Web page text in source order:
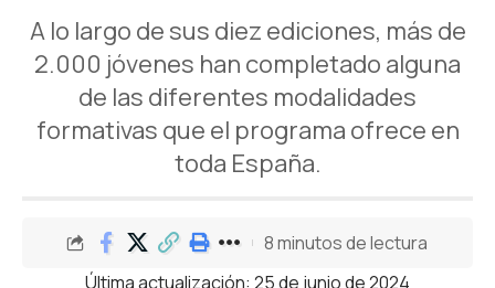
A lo largo de sus diez ediciones, más de
2.000 jóvenes han completado alguna
de las diferentes modalidades
formativas que el programa ofrece en
toda España.
Última actualización: 25 de junio de 2024
8 minutos de lectura